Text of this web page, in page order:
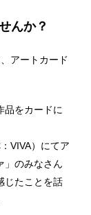
んか？
、アートカード
品をカードに
VIVA）にてア
」のみなさん
じたことを話